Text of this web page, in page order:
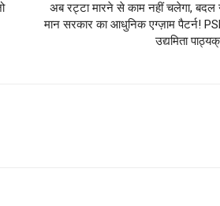
अब रट्टा मारने से काम नहीं चलेगा, बदल
मान सरकार का आधुनिक एग्ज़ाम पैटर्न!
उद्यमिता